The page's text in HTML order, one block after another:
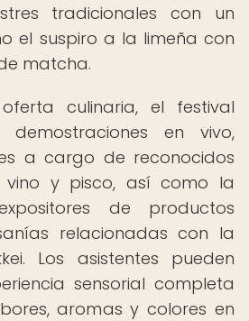
tradicionales con un
el suspiro a la limeña con
matcha.
culinaria, el festival
demostraciones en vivo,
a cargo de reconocidos
y pisco, así como la
de productos
relacionadas con la
Los asistentes pueden
sensorial completa
aromas y colores en